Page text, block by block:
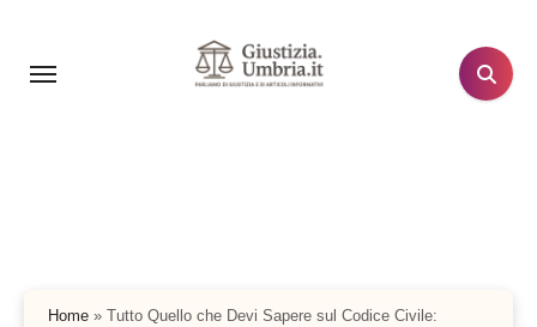
contenuto
Home » Tutto Quello che Devi Sapere sul Codice Civile: